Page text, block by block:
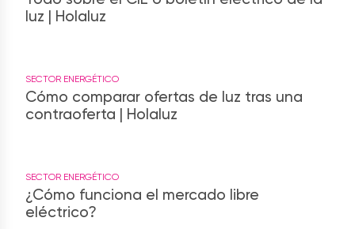
luz | Holaluz
SECTOR ENERGÉTICO
Cómo comparar ofertas de luz tras una
contraoferta | Holaluz
SECTOR ENERGÉTICO
¿Cómo funciona el mercado libre
eléctrico?